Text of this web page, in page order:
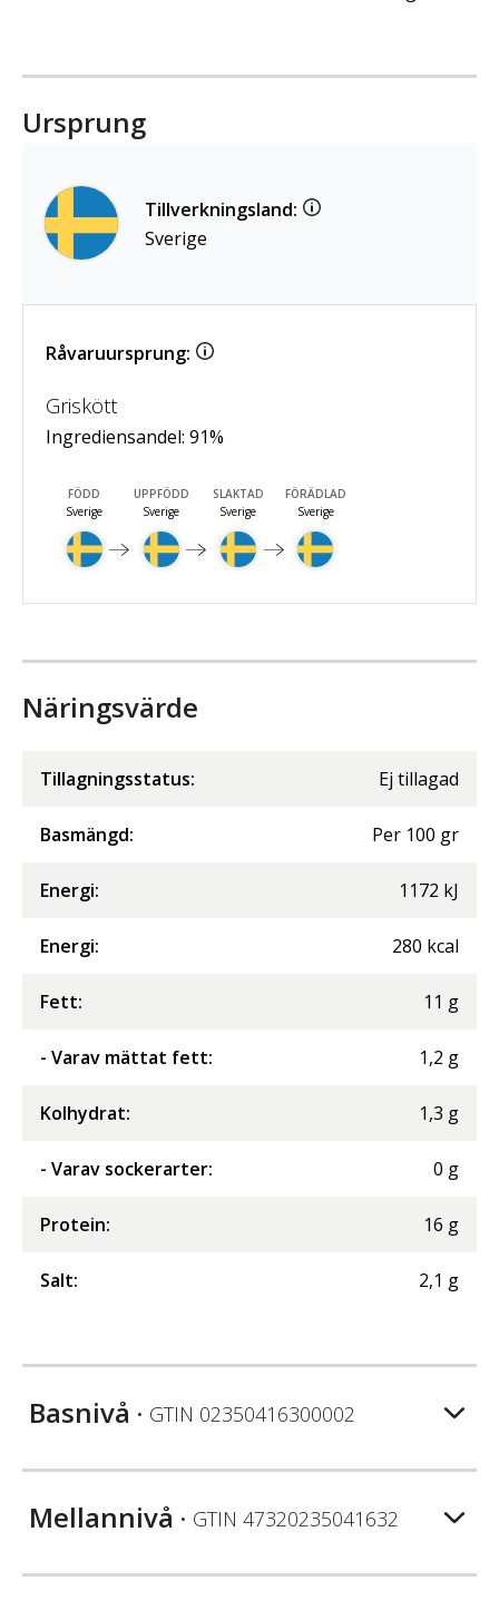
Ursprung
Tillverkningsland:
Sverige
Råvaruursprung:
Griskött
Ingrediensandel: 91%
FÖDD
Sverige
UPPFÖDD
Sverige
SLAKTAD
Sverige
FÖRÄDLAD
Sverige
Näringsvärde
Tillagningsstatus: Ej tillagad
Basmängd: Per 100 gr
Energi: 1172 kJ
Energi: 280 kcal
Fett: 11 g
- Varav mättat fett: 1,2 g
Kolhydrat: 1,3 g
- Varav sockerarter: 0 g
Protein: 16 g
Salt: 2,1 g
Basnivå • GTIN 02350416300002
Mellannivå • GTIN 47320235041632